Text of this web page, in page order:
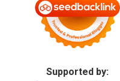
Supported by: